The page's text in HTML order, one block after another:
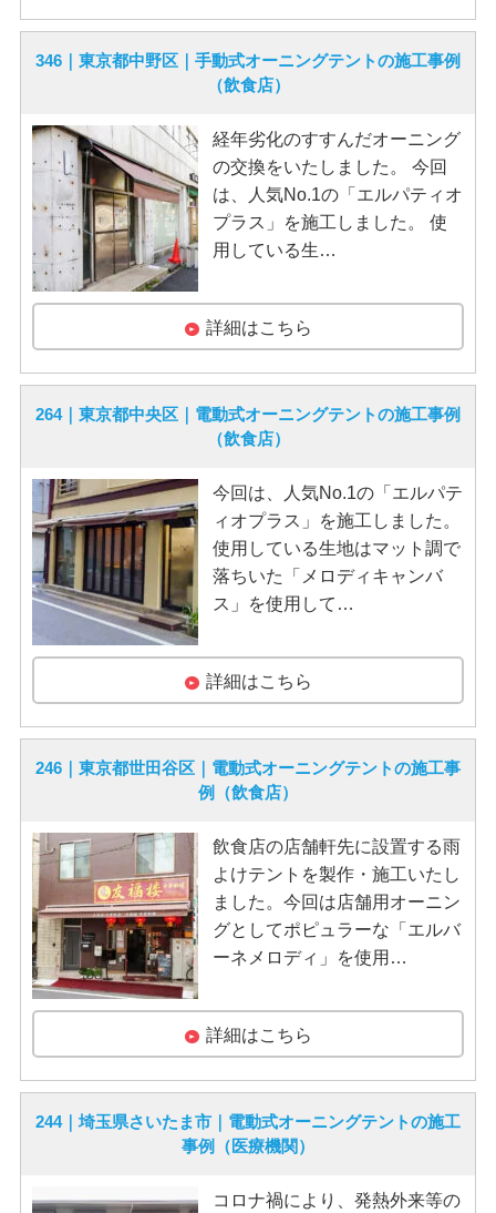
346｜東京都中野区｜手動式オーニングテントの施工事例
（飲食店）
経年劣化のすすんだオーニング
の交換をいたしました。 今回
は、人気No.1の「エルパティオ
プラス」を施工しました。 使
用している生…
詳細はこちら
264｜東京都中央区｜電動式オーニングテントの施工事例
（飲食店）
今回は、人気No.1の「エルパテ
ィオプラス」を施工しました。
使用している生地はマット調で
落ちいた「メロディキャンバ
ス」を使用して…
詳細はこちら
246｜東京都世田谷区｜電動式オーニングテントの施工事
例（飲食店）
飲食店の店舗軒先に設置する雨
よけテントを製作・施工いたし
ました。今回は店舗用オーニン
グとしてポピュラーな「エルバ
ーネメロディ」を使用…
詳細はこちら
244｜埼玉県さいたま市｜電動式オーニングテントの施工
事例（医療機関）
コロナ禍により、発熱外来等の